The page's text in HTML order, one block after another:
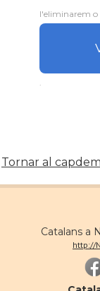
l'eliminarem o
Tornar al
Catalans a
http://